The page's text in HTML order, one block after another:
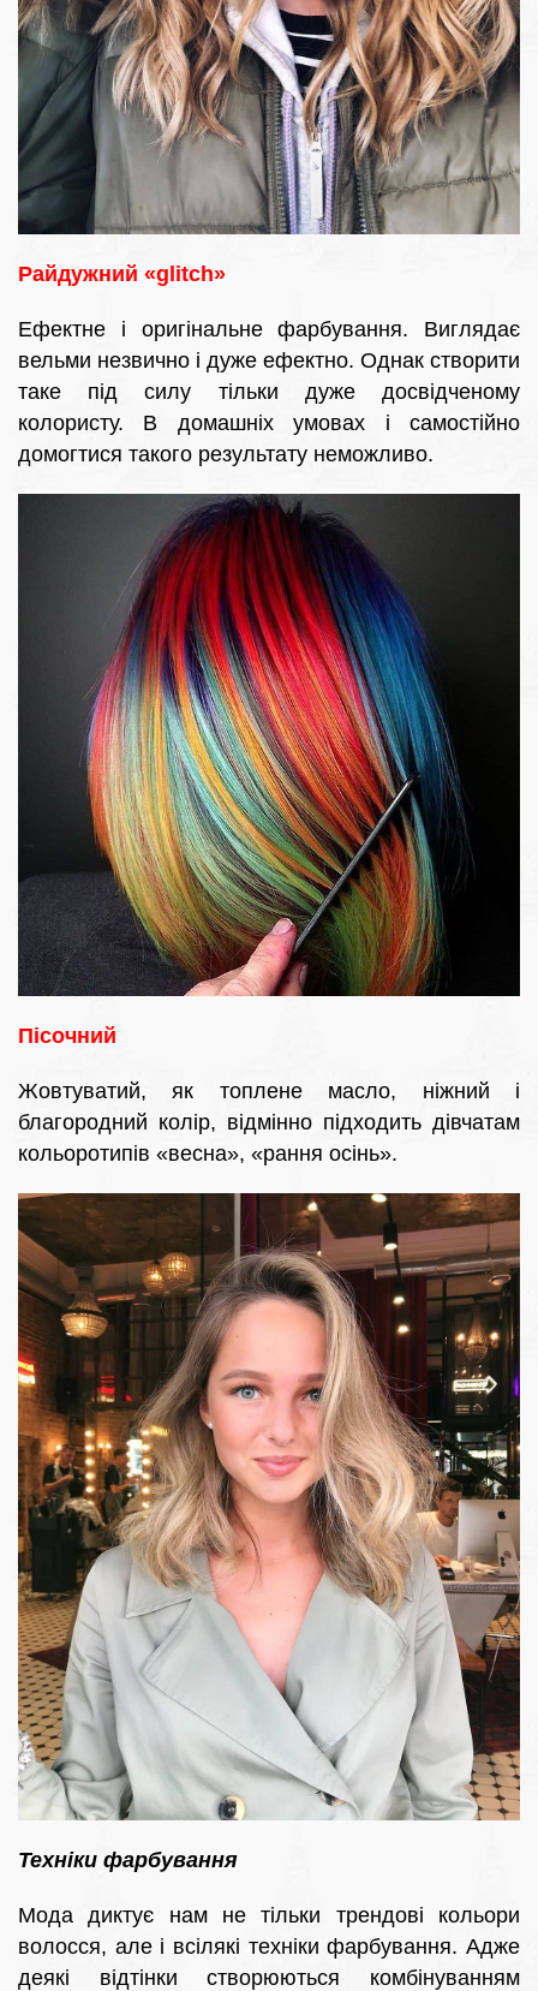
Райдужний «glitch»
Ефектне і оригінальне фарбування. Виглядає
вельми незвично і дуже ефектно. Однак створити
таке під силу тільки дуже досвідченому
колористу. В домашніх умовах і самостійно
домогтися такого результату неможливо.
Пісочний
Жовтуватий, як топлене масло, ніжний і
благородний колір, відмінно підходить дівчатам
кольоротипів «весна», «рання осінь».
Техніки фарбування
Мода диктує нам не тільки трендові кольори
волосся, але і всілякі техніки фарбування. Адже
деякі відтінки створюються комбінуванням